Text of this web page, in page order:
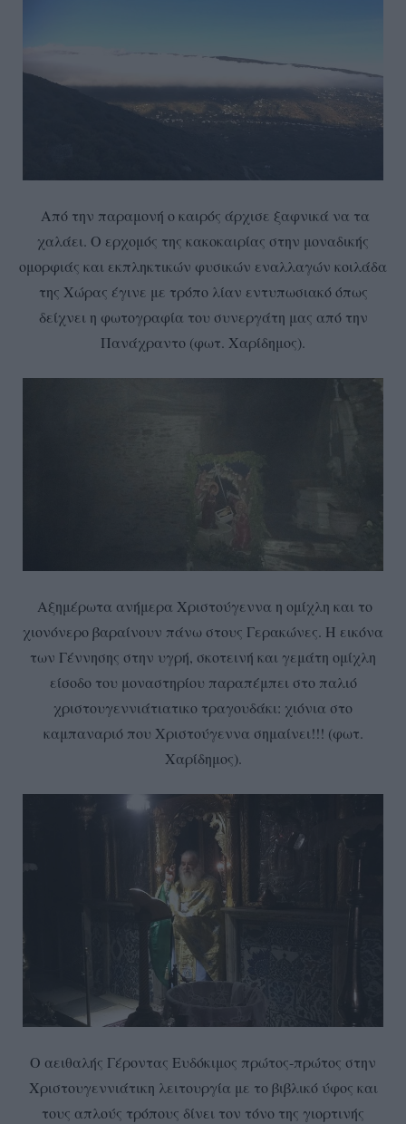
Από την παραμονή ο καιρός άρχισε ξαφνικά να τα
χαλάει. Ο ερχομός της κακοκαιρίας στην μοναδικής
ομορφιάς και εκπληκτικών φυσικών εναλλαγών κοιλάδα
της Χώρας έγινε με τρόπο λίαν εντυπωσιακό όπως
δείχνει η φωτογραφία του συνεργάτη μας από την
Πανάχραντο (φωτ. Χαρίδημος).
Αξημέρωτα ανήμερα Χριστούγεννα η ομίχλη και το
χιονόνερο βαραίνουν πάνω στους Γερακώνες. Η εικόνα
των Γέννησης στην υγρή, σκοτεινή και γεμάτη ομίχλη
είσοδο του μοναστηρίου παραπέμπει στο παλιό
χριστουγεννιάτιατικο τραγουδάκι: χιόνια στο
καμπαναριό που Χριστούγεννα σημαίνει!!! (φωτ.
Χαρίδημος).
Ο αειθαλής Γέροντας Ευδόκιμος πρώτος-πρώτος στην
Χριστουγεννιάτικη λειτουργία με το βιβλικό ύφος και
τους απλούς τρόπους δίνει τον τόνο της γιορτινής